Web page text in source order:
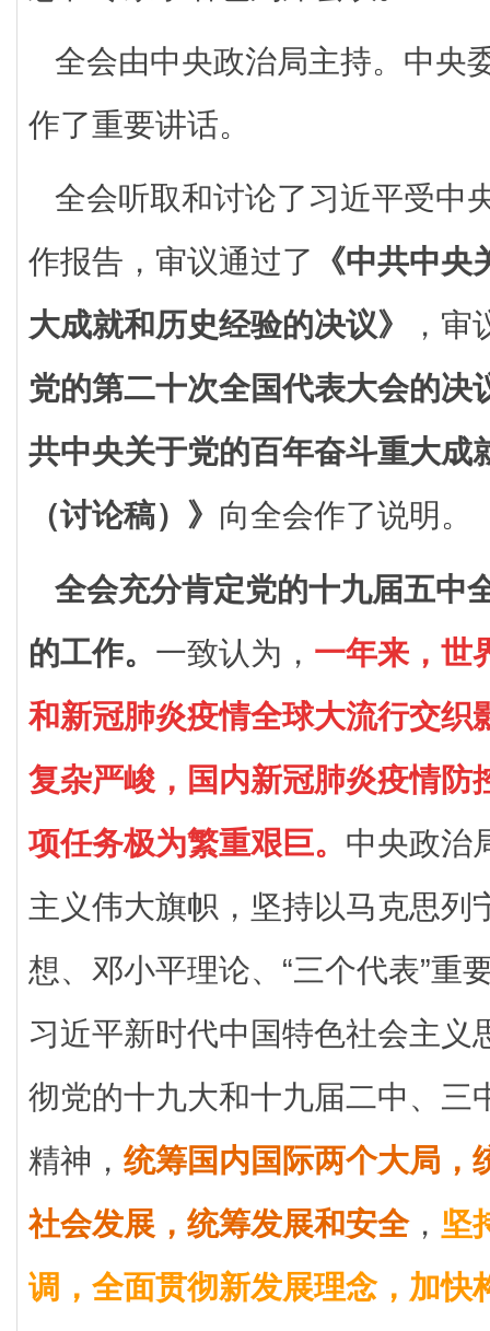
全会由中央政治局主持。中央
作了重要讲话。
全会听取和讨论了习近平受中
作报告，审议通过了
《中共中
大成就和历史经验的决议》
，审
党的第二十次全国代表大会的决
共中央关于党的百年奋斗重大成
（讨论稿）》 向全会作了说明。
全会充分肯定党的十九届五中
的工作。 一致认为， 一年来，世
和新冠肺炎疫情全球大流行交织
复杂严峻，国内新冠肺炎疫情防
项任务极为繁重艰巨。 中央政治
主义伟大旗帜，坚持以马克思列
想、邓小平理论、“三个代表”重
习近平新时代中国特色社会主义
彻党的十九大和十九届二中、三
精神， 统筹国内国际两个大局，
社会发展，统筹发展和安全， 坚
调，全面贯彻新发展理念，加快